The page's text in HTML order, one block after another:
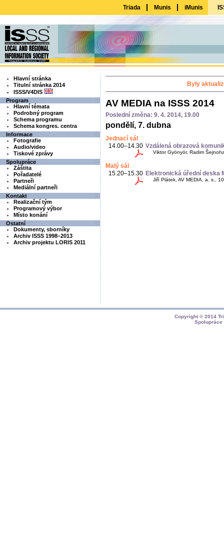
Triada Munis iMunis
Hlavní stránka
Titulní stránka 2014
ISSS/V4DIS
Program
Hlavní témata
Podrobný program
Schema programu
Schema kongres. centra
Informace
Fotografie
Audio/video
Tiskové zprávy
Spolupráce
Záštita
Pořadatelé
Partneři
Mediální partneři
Kontakt
Realizační tým
Programový výbor
Místo konání
Ostatní
Dokumenty, sborníky
Archiv ISSS 1998–2013
Archiv projektu LORIS 2011
Byly
AV MEDIA na ISSS 2014
Poslední změna: 9. 4. 2014, 19.00
pondělí, 7. dubna
Jednací sál
14.00–14.30 Vzdálená obrazová
Viktor Gyönyör, Radim
Malý sál
15.20–15.30 Elektronická úřední deska
Jiří Plátek, AV MEDIA, a. s.,
Copyright © 2014